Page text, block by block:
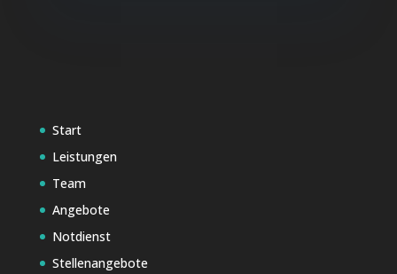
Start
Leistungen
Team
Angebote
Notdienst
Stellenangebote